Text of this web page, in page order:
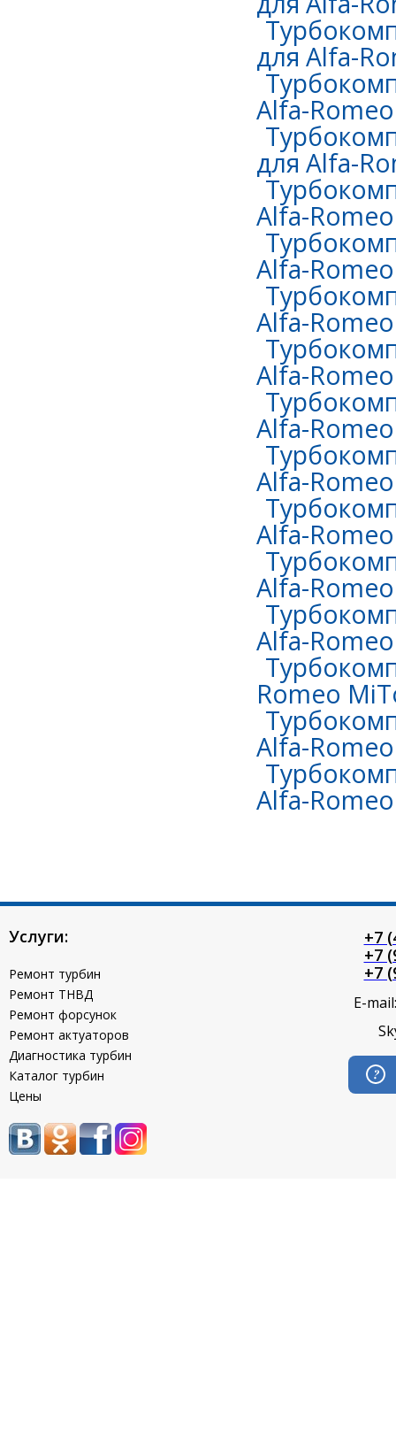
для Alfa-
Alfa-
для Alfa-
Alfa-
Alfa-
Alfa-
Alfa-
Alfa-Romeo
Alfa-Romeo
Alfa-
Alfa-
Alfa-
Romeo
Alfa-
Alfa-
Услуги:
Ремонт турбин
Ремонт ТНВД
Ремонт форсунок
Ремонт актуаторов
Диагностика турбин
Каталог турбин
Цены
+7
+7
+7
E-